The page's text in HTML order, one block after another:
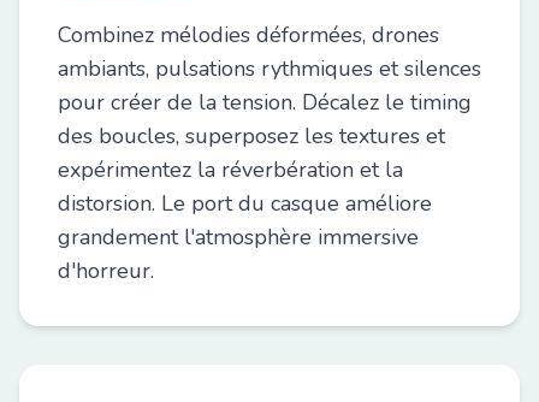
Combinez mélodies déformées, drones
ambiants, pulsations rythmiques et silences
pour créer de la tension. Décalez le timing
des boucles, superposez les textures et
expérimentez la réverbération et la
distorsion. Le port du casque améliore
grandement l'atmosphère immersive
d'horreur.